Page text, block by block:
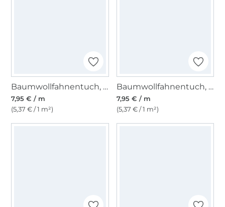
Baumwollfahnentuch, marine
7,95 € / m
(5,37 € / 1 m²)
Baumwollfahnentuch, blutrot
7,95 € / m
(5,37 € / 1 m²)